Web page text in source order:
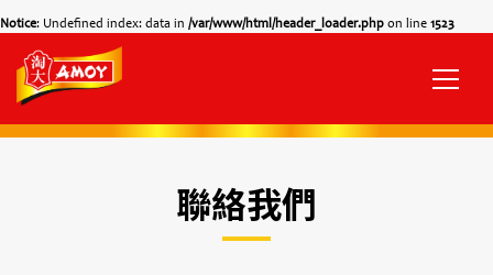
Notice: Undefined index: data in /var/www/html/header_loader.php on line 1523
聯絡我們